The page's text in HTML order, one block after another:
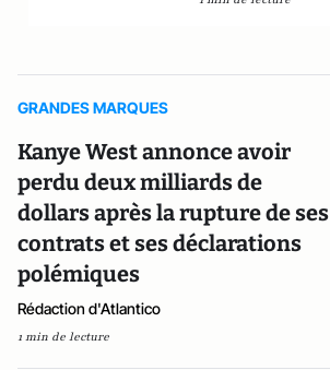
GRANDES MARQUES
Kanye West annonce avoir
perdu deux milliards de
dollars après la rupture de ses
contrats et ses déclarations
polémiques
Rédaction d'Atlantico
1 min de lecture